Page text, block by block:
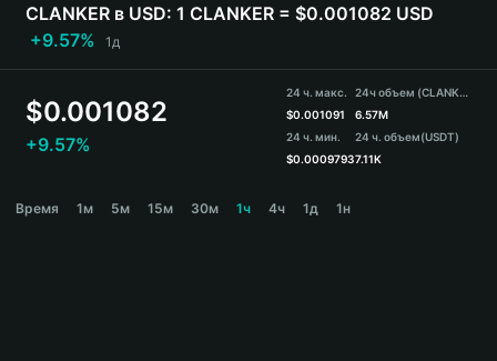
Bahasa Indonesia
ภาษาไทย
हिन्दी
Español
Português (Brasil)
CLANKER в USD: 1 CLANKER = $0.001082 USD
+9.57%
1д
$0.001082
+9.57%
24 ч. макс.
$0.001091
24 ч. мин.
$0.0009793
24ч объем (CLANKER)
6.57M
24 ч. объем(USDT)
7.11K
Время 1м 5м 15м 30м 1ч 4ч 1д 1н